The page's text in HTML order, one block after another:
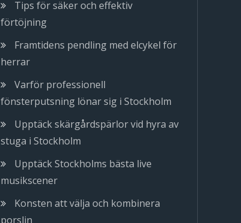
Tips för säker och effektiv
förtöjning
Framtidens pendling med elcykel för
herrar
Varför professionell
fönsterputsning lönar sig i Stockholm
Upptäck skärgårdspärlor vid hyra av
stuga i Stockholm
Upptäck Stockholms bästa live
musikscener
Konsten att välja och kombinera
porslin